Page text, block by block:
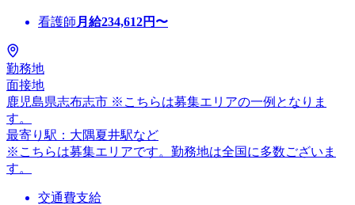
看護師 月給234,612円〜
勤務地
面接地
鹿児島県志布志市 ※こちらは募集エリアの一例となりま
す。
最寄り駅：大隅夏井駅など
※こちらは募集エリアです。勤務地は全国に多数ございま
す。
交通費支給